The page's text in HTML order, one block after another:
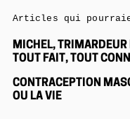
Articles qui
MICHEL, TRIMARDEUR
TOUT FAIT, TOUT
CONTRACEPTION
OU LA VIE